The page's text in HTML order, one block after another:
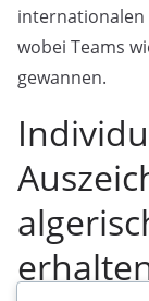
internationalen
wobei Teams
gewannen.